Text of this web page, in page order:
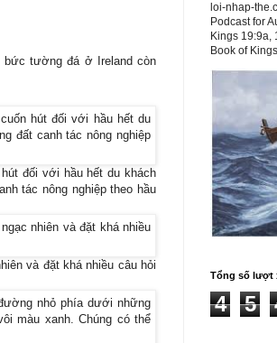
bức tường đá ở Ireland còn
đối với hầu hết du khách
tác nông nghiệp theo hầu
và đặt khá nhiều câu hỏi
loi-nhap-
Podcast for
Kings 19:9a,
Book of
Tổng số lượt
4 5